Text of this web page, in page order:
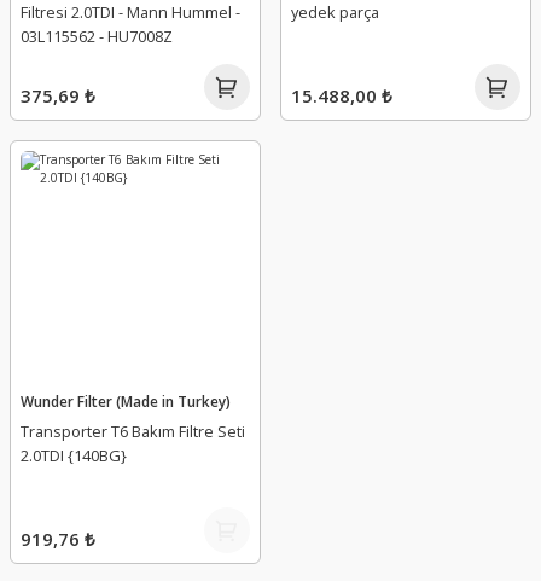
Filtresi 2.0TDI - Mann Hummel -
03L115562 - HU7008Z
375,69 ₺
yedek parça
15.488,00 ₺
Wunder Filter (Made in Turkey)
Transporter T6 Bakım Filtre Seti
2.0TDI {140BG}
919,76 ₺